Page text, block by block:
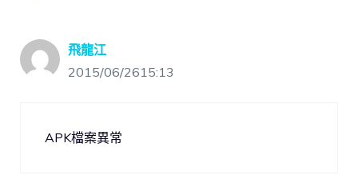
飛龍江
2015/06/2615:13
APK檔案異常